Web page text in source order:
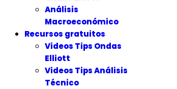
Análisis
Macroeconómico
Recursos gratuitos
Videos Tips Ondas
Elliott
Videos Tips Análisis
Técnico